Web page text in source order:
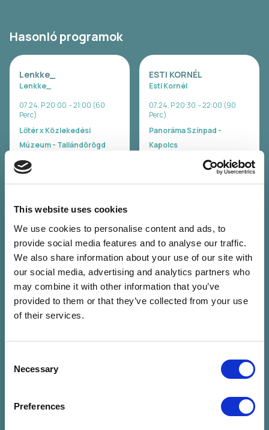
This website uses cookies
We use cookies to personalise content and ads, to
provide social media features and to analyse our traffic.
We also share information about your use of our site with
our social media, advertising and analytics partners who
may combine it with other information that you’ve
provided to them or that they’ve collected from your use
of their services.
Selection
Necessary
Preferences
Hasonló programok
Lenkke_
Lenkke_
07.24. P 20:00 - 21:00 (60
Perc)
Lőtér x Közlekedési
Múzeum - Taliándörögd
ESTI KORNÉL
Esti Kornél
07.24. P 20:30 - 22:00 (90
Perc)
Panoráma Színpad -
Kapolcs
SISI
Sisi
07.24. P 22:00 - 23:30 (90
Perc)
Lőtér x Közlekedési
Múzeum - Taliándörögd
Jegyvásárlás
07.24. P 23:00 - 00:30 (90
Perc)
Panoráma Színpad -
Kapolcs
Jegyvásárlás
07.25. Szo 20:00 - 21:00 (60
Perc)
Múzeum - Taliándörögd
07.25. Szo 20:30 - 22:00 (90